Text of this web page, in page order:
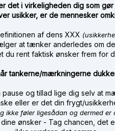
det i virkeligheden dig som
usikker, er de mennesker
af dens XXX
at tænker anderledes om
du rent faktisk ønsker frem for
tankerne/mærkningerne
pause og tillad lige dig selv at
eller er det din frygt/
ikke føler ligesådan og dermed
ønsker - Tag chancen, det